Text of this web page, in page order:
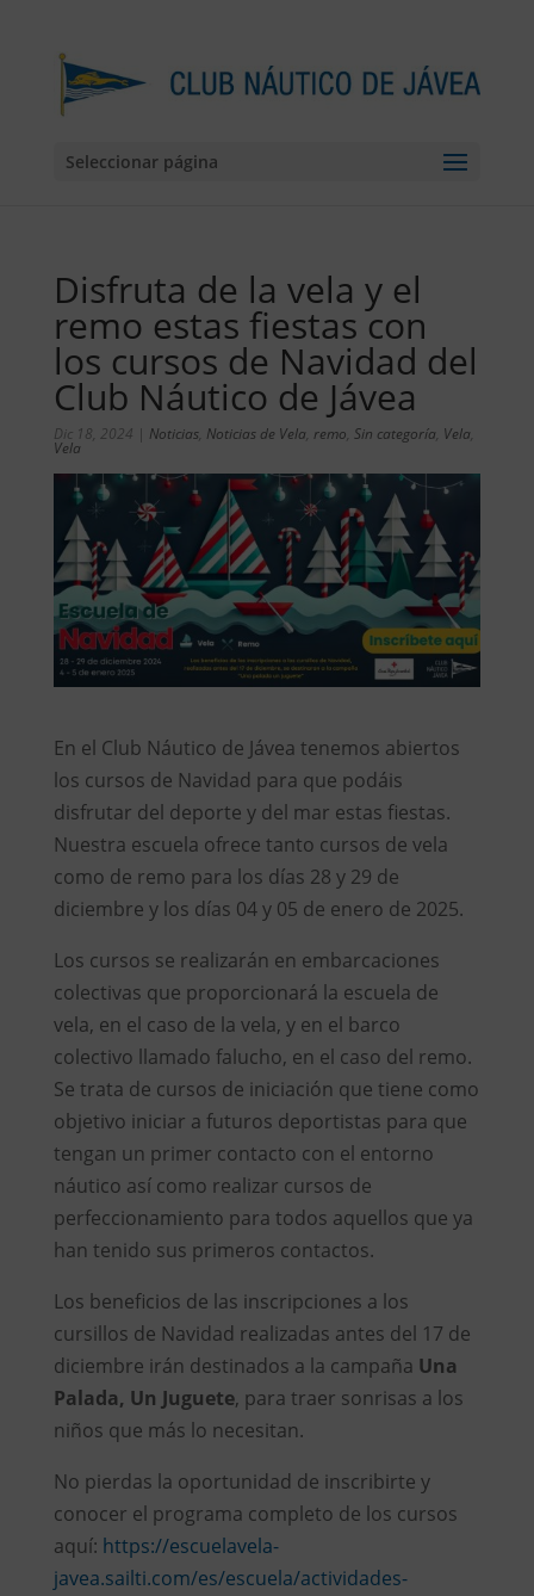
Seleccionar página
Disfruta de la vela y el
remo estas fiestas con
los cursos de Navidad del
Club Náutico de Jávea
Dic 18, 2024 | Noticias, Noticias de Vela remo Sin categoría Vela
Vela
En el Club Náutico de Jávea tenemos abiertos
los cursos de Navidad para que podáis
disfrutar del deporte y del mar estas fiestas.
Nuestra escuela ofrece tanto cursos de vela
como de remo para los días 28 y 29 de
diciembre y los días 04 y 05 de enero de 2025.
Los cursos se realizarán en embarcaciones
colectivas que proporcionará la escuela de
vela, en el caso de la vela, y en el barco
colectivo llamado falucho, en el caso del remo.
Se trata de cursos de iniciación que tiene como
objetivo iniciar a futuros deportistas para que
tengan un primer contacto con el entorno
náutico así como realizar cursos de
perfeccionamiento para todos aquellos que ya
han tenido sus primeros contactos.
Los beneficios de las inscripciones a los
cursillos de Navidad realizadas antes del 17 de
diciembre irán destinados a la campaña Una
Palada, Un Juguete, para traer sonrisas a los
niños que más lo necesitan.
No pierdas la oportunidad de inscribirte y
conocer el programa completo de los cursos
aquí: https://escuelavela-
javea.sailti.com/es/escuela/actividades-